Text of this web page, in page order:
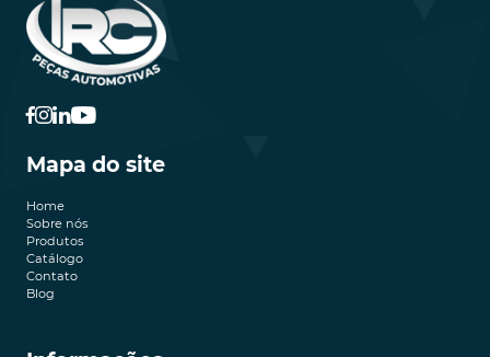
Mapa do site
Home
Sobre nós
Produtos
Catálogo
Contato
Blog